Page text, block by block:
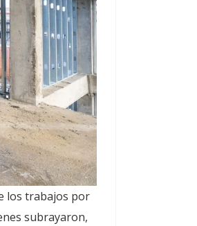
los trabajos por
subrayaron,